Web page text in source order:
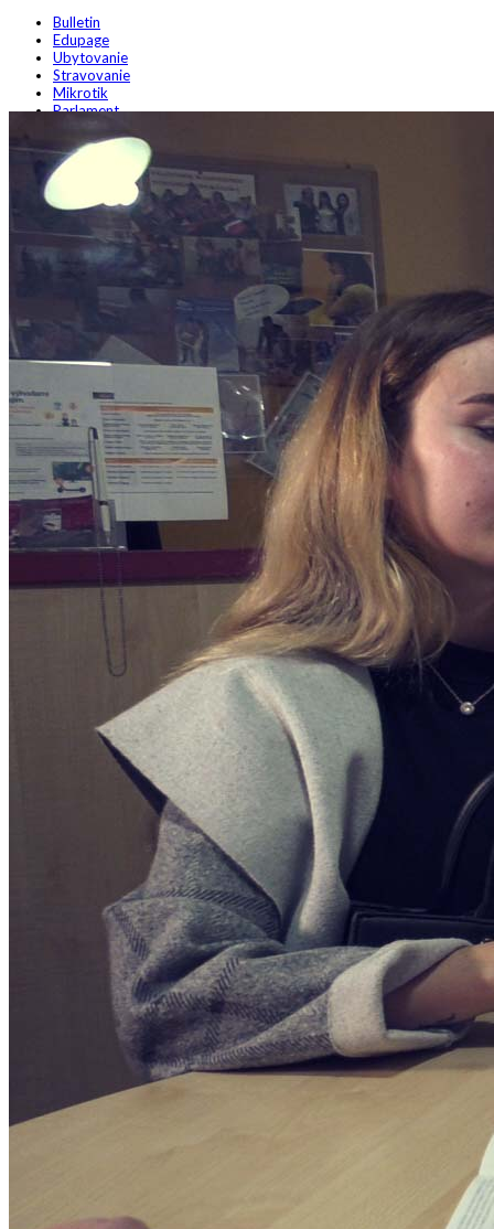
Bulletin
Edupage
Ubytovanie
Stravovanie
Mikrotik
Parlament